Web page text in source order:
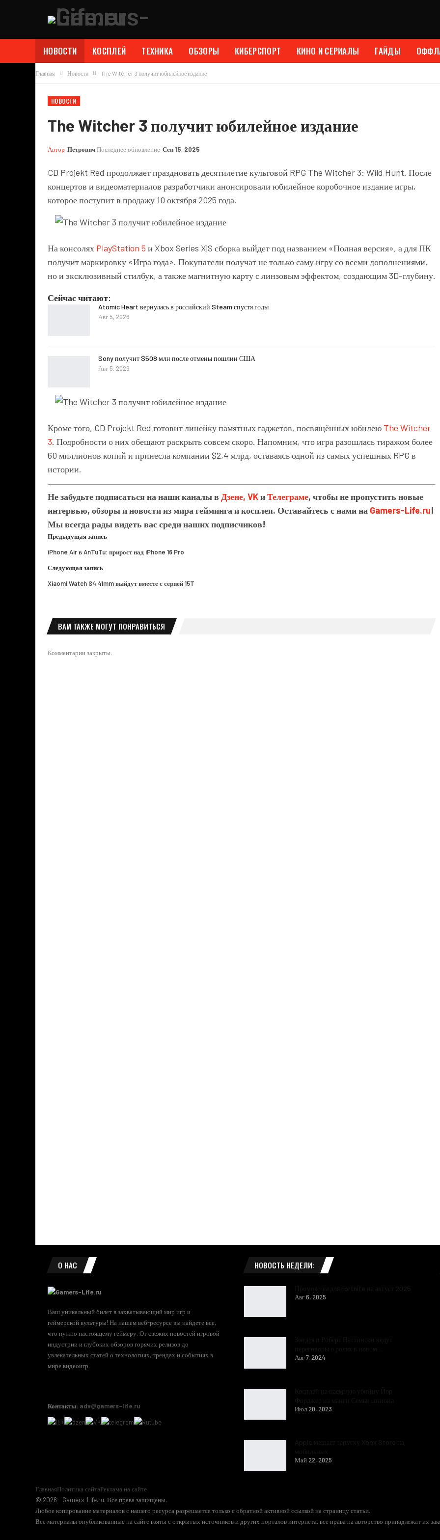
НОВОСТИ КОСПЛЕЙ ТЕХНИКА ОБЗОРЫ КИБЕРСПОРТ КИНО И СЕРИАЛЫ ГАЙДЫ
Главная Новости The Witcher 3 получит юбилейное издание
НОВОСТИ
The Witcher 3 получит юбилейное издание
Автор ПетровичПоследнее обновление Сен 15, 2025
CD Projekt Red продолжает праздновать десятилетие культовой RPG The Witcher 3: Wild Hunt. После
концертов и видеоматериалов разработчики анонсировали юбилейное коробочное издание игры,
которое поступит в продажу 10 октября 2025 года.
На консолях PlayStation 5 и Xbox Series X|S сборка выйдет под названием «Полная версия», а для ПК
получит маркировку «Игра года». Покупатели получат не только саму игру со всеми дополнениями,
но и эксклюзивный стилбук, а также магнитную карту с линзовым эффектом, создающим 3D-глубину.
Сейчас читают:
Atomic Heart вернулась в российский Steam спустя годы
Авг 5, 2026
Sony получит $508 млн после отмены пошлин США
Авг 5, 2026
Кроме того, CD Projekt Red готовит линейку памятных гаджетов, посвящённых юбилею The Witcher
3. Подробности о них обещают раскрыть совсем скоро. Напомним, что игра разошлась тиражом более
60 миллионов копий и принесла компании $2,4 млрд, оставаясь одной из самых успешных RPG в
истории.
Не забудьте подписаться на наши каналы в Дзене, VKиТелеграме, чтобы не пропустить новые
интервью, обзоры и новости из мира гейминга и косплея. Оставайтесь с нами на Gamers-Life.ru!
Мы всегда рады видеть вас среди наших подписчиков!
Предыдущая запись
iPhone Air в AnTuTu: прирост над iPhone 16 Pro
Следующая запись
Xiaomi Watch S4 41mm выйдут вместе с серией 15T
ВАМ ТАКЖЕ МОГУТ ПОНРАВИТЬСЯ
Комментарии закрыты.
О НАС
Ваш уникальный билет в захватывающий мир игр и
геймерской культуры! На нашем веб-ресурсе вы найдете все,
что нужно настоящему геймеру. От свежих новостей игровой
индустрии и глубоких обзоров горячих релизов до
увлекательных статей о технологиях, трендах и событиях в
мире видеоигр.
Контакты: adv@gamers-life.ru
НОВОСТЬ НЕДЕЛИ:
Авг 6, 2025
Авг 7, 2024
Июл 20, 2023
Май 22, 2025
ГлавнаяПолитика сайтаРеклама на сайте
© 2026 - Gamers-Life.ru. Все права защищены.
Любое копирование материалов с нашего ресурса разрешается только с обратной активной ссылкой на страницу статьи.
Все материалы опубликованные на сайте взяты с открытых источников и других порталов интернета, все права на авторство принадлежат их